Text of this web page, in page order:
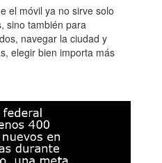
el móvil ya no sirve solo
sino también para
navegar la ciudad y
elegir bien importa más